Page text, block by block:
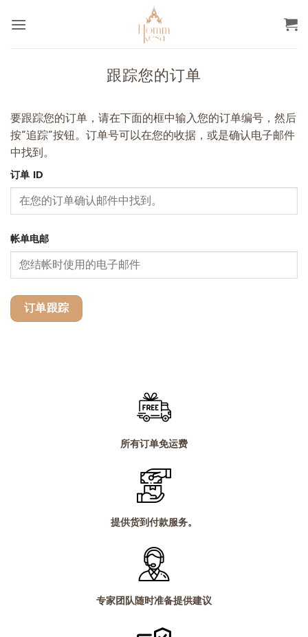
跟踪您的订单
要跟踪您的订单，请在下面的框中输入您的订单编号，然后
按“追踪”按钮。订单号可以在您的收据，或是确认电子邮件
中找到。
订单 ID
帐单电邮
订单跟踪
所有订单免运费
提供货到付款服务。
专家团队随时准备提供建议